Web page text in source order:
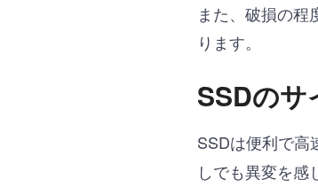
また、破損の
ります。
SSDのサ
SSDは便利で高
しでも異変を